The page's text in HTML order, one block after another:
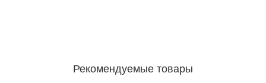
Рекомендуемые товары